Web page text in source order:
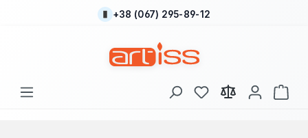
Перейти к основному содержанию
+38 (067) 295-89-12
У вас есть товары
В